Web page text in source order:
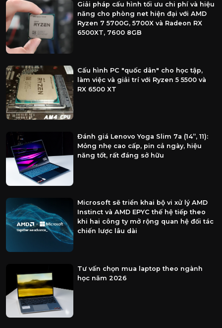
Giải pháp cấu hình tối ưu chi phí và hiệu
năng cho phòng net hiện đại với AMD
Ryzen 7 5700G, 5700X và Radeon RX
6500XT, 7600 8GB
Cấu hình PC "quốc dân" cho học tập,
làm việc và giải trí với Ryzen 5 5500 và
RX 6500 XT
Đánh giá Lenovo Yoga Slim 7a (14”, 11):
Mỏng nhẹ cao cấp, pin cả ngày, hiệu
năng tốt, rất đáng sở hữu
Microsoft sẽ triển khai bộ vi xử lý AMD
Instinct và AMD EPYC thế hệ tiếp theo
khi hai công ty mở rộng quan hệ đối tác
chiến lược lâu dài
Tư vấn chọn mua laptop theo ngành
học năm 2026